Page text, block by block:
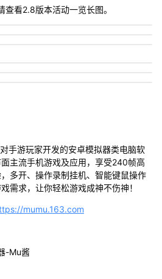
看2.8版本活动一览长图。
手游玩家开发的安卓模拟器类电脑软
主流手机游戏及应用，享受240帧高
多开、操作录制挂机、智能键鼠操作
需求，让你轻松游戏成神不伤神！
mumu.163.com
-Mu酱